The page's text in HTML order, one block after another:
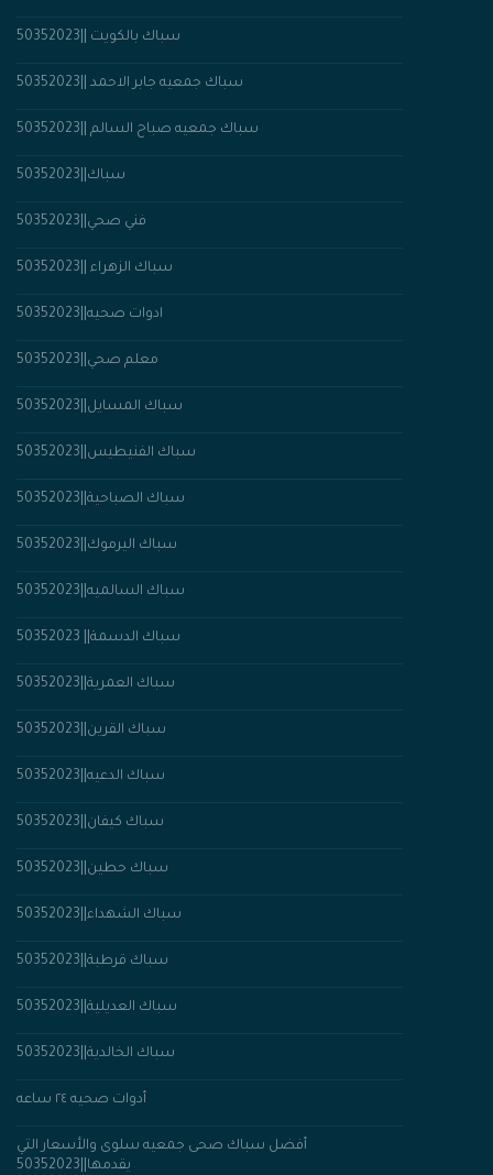
سباك بالكويت ||50352023
سباك جمعيه جابر الاحمد ||50352023
سباك جمعيه صباح السالم ||50352023
سباك||50352023
فني صحي||50352023
50352023|| سباك الزهراء
ادوات صحيه||50352023
معلم صحي||50352023
سباك المسايل||50352023
سباك الفنيطيس||50352023
سباك الصباحية||50352023
سباك اليرموك||50352023
سباك السالميه||50352023
50352023 ||سباك الدسمة
50352023||سباك العمرية
50352023||سباك القرين
سباك الدعيه||50352023
سباك كيفان||50352023
سباك حطين||50352023
سباك الشهداء||50352023
سباك قرطبة||50352023
سباك العديلية||50352023
سباك الخالدية||50352023
أدوات صحيه ٢٤ ساعه
أفضل سباك صحى جمعيه سلوى والأسعار التي
يقدمها||50352023